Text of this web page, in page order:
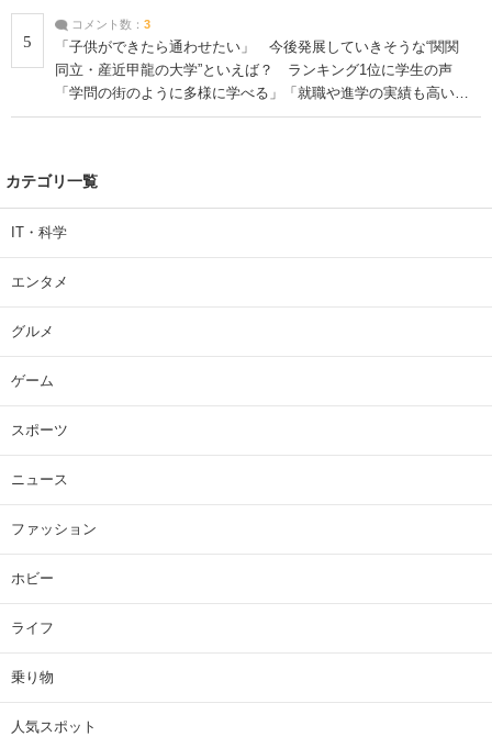
5
コメント数： 3
「子供ができたら通わせたい」 今後発展していきそうな“関関
同立・産近甲龍の大学”といえば？ ランキング1位に学生の声
「学問の街のように多様に学べる」「就職や進学の実績も高い」
| 大学 ねとらぼリサーチ
カテゴリ一覧
IT・科学
エンタメ
グルメ
ゲーム
スポーツ
ニュース
ファッション
ホビー
ライフ
乗り物
人気スポット